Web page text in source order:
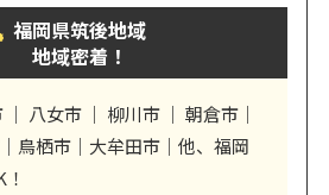
福岡県筑後地域
地域密着！
八女市 ｜ 柳川市 ｜ 朝倉市｜
鳥栖市｜大牟田市｜他、福岡